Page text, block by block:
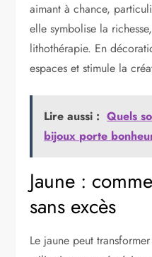
aimant à chance,
elle symbolise la
lithothérapie. En
espaces et stimule la
Lire aussi : Quels
bijoux porte
Jaune :
sans excès
Le jaune peut